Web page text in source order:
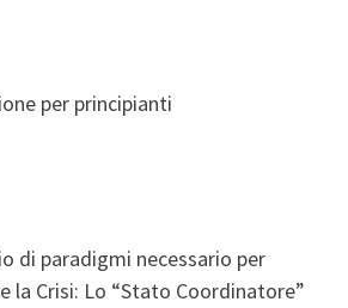
per principianti
di paradigmi necessario per
la Crisi: Lo “Stato Coordinatore”